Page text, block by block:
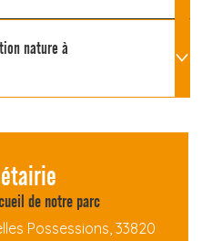
nature à
de notre parc
Possessions, 33820